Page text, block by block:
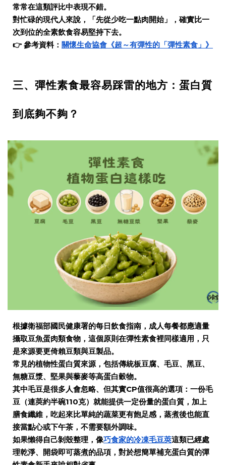
常常在這類評比中表現不錯。
對忙碌的現代人來說，「先從少吃一點肉開始」，確實比一
次到位的全素飲食容易堅持下去。
👉參考資料： 關懷生命協會《超～有彈性的「彈性素食」》
三、彈性素食最容易踩雷的地方：蛋白質
到底夠不夠？
根據衛福部國民健康署的每日飲食指南，成人每餐都應適量
攝取豆魚蛋肉類食物，這個原則在彈性素食裡同樣適用，只
是來源要更倚賴豆類與豆製品。
常見的植物性蛋白質來源，包括傳統板豆腐、毛豆、黑豆、
無糖豆漿、堅果與藜麥等高蛋白穀物。
其中毛豆是很多人會忽略、但其實CP值很高的選項：一份毛
豆（連莢約半碗110克）就能提供一定份量的蛋白質，加上
膳食纖維，吃起來比單純的蔬菜更有飽足感，蒸煮後也能直
接當點心或下午茶，不需要額外調味。
如果懶得自己剝殼整理，像巧食家的冷凍毛豆莢這類已經處
理乾淨、開袋即可蒸煮的品項，對於想簡單補充蛋白質的彈